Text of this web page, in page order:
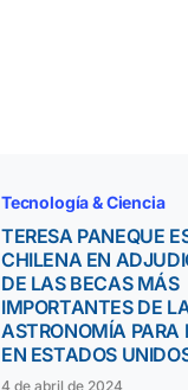
Tecnología & Ciencia
TERESA PANEQUE
CHILENA EN
DE LAS BECAS MÁS
IMPORTANTES DE
ASTRONOMÍA PARA
EN ESTADOS
4 de abril de 2024